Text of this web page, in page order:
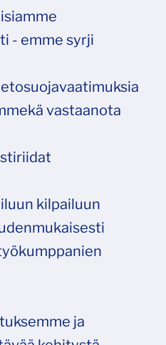
- emme syrji
vastaanota
kilpailuun
ja